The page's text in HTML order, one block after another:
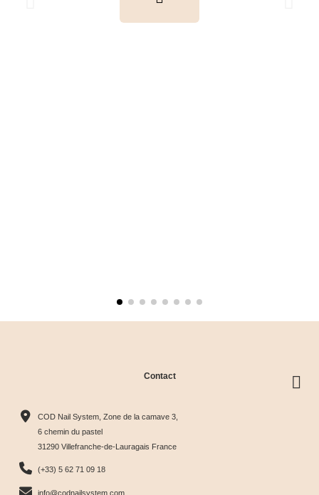
Contact
COD Nail System, Zone de la camave 3,
6 chemin du pastel
31290 Villefranche-de-Lauragais France
(+33) 5 62 71 09 18
info@codnailsystem.com